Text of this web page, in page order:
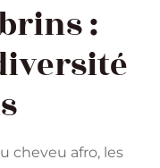
:
cheveu afro, les